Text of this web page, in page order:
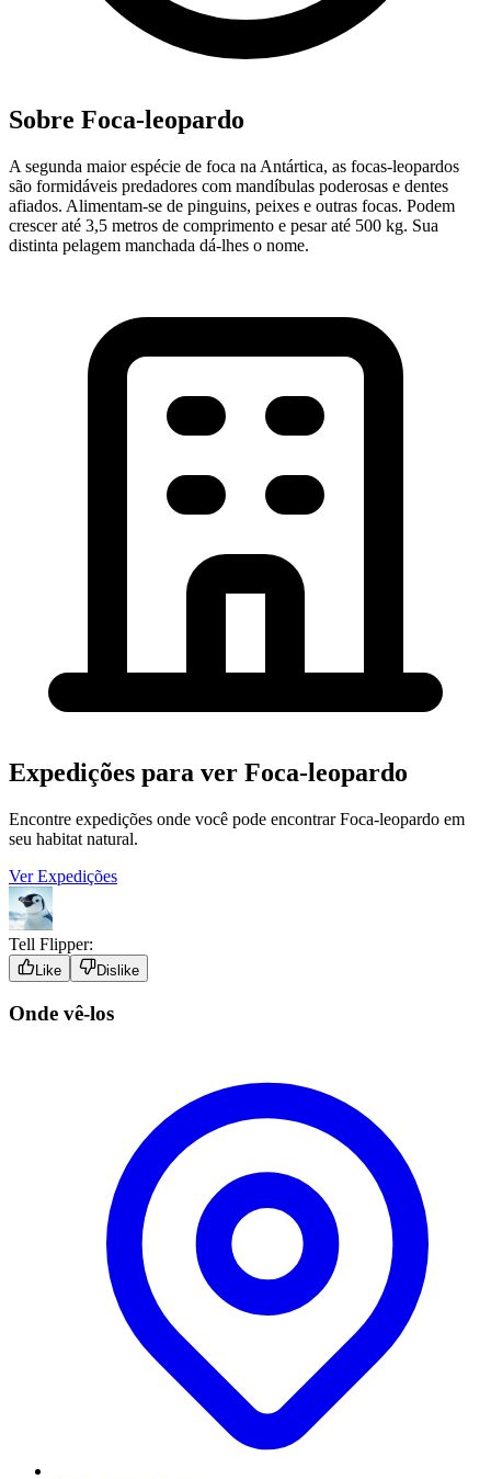
Sobre Foca-leopardo
A segunda maior espécie de foca na Antártica, as focas-leopardos
são formidáveis predadores com mandíbulas poderosas e dentes
afiados. Alimentam-se de pinguins, peixes e outras focas. Podem
crescer até 3,5 metros de comprimento e pesar até 500 kg. Sua
distinta pelagem manchada dá-lhes o nome.
Expedições para ver Foca-leopardo
Encontre expedições onde você pode encontrar Foca-leopardo em
seu habitat natural.
Ver Expedições
Tell Flipper:
Like Dislike
Onde vê-los